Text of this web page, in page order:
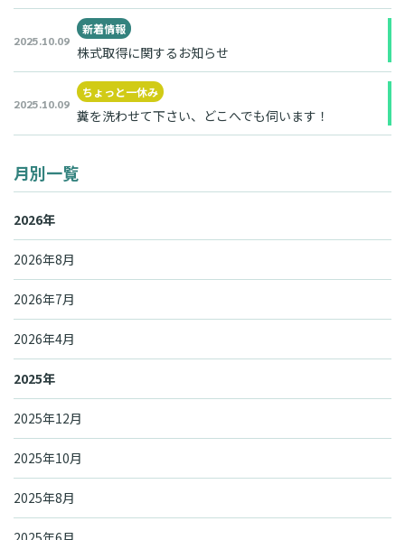
2025.10.09
新着情報
株式取得に関するお知らせ
2025.10.09
ちょっと一休み
糞を洗わせて下さい、どこへでも伺います！
月別一覧
2026年
2026年8月
2026年7月
2026年4月
2025年
2025年12月
2025年10月
2025年8月